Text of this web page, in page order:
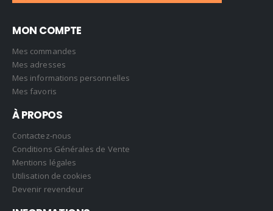
MON COMPTE
Mes commandes
Mes adresses
Mes informations personnelles
Mes favoris
À PROPOS
Contactez-nous
Conditions Générales de Vente
Mentions légales
Utilisation de cookies
Devenir revendeur